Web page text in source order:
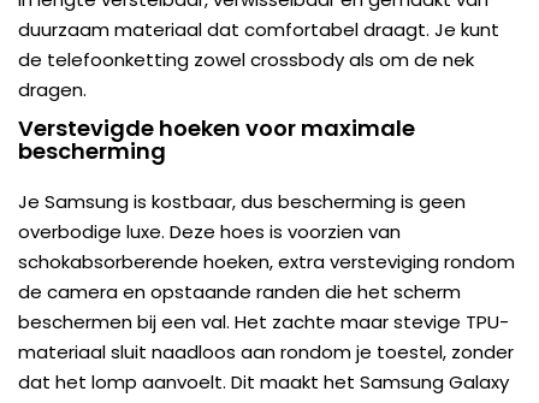
duurzaam materiaal dat comfortabel draagt. Je kunt
de telefoonketting zowel crossbody als om de nek
dragen.
Verstevigde hoeken voor maximale
bescherming
Je Samsung is kostbaar, dus bescherming is geen
overbodige luxe. Deze hoes is voorzien van
schokabsorberende hoeken, extra versteviging rondom
de camera en opstaande randen die het scherm
beschermen bij een val. Het zachte maar stevige TPU-
materiaal sluit naadloos aan rondom je toestel, zonder
dat het lomp aanvoelt. Dit maakt het Samsung Galaxy